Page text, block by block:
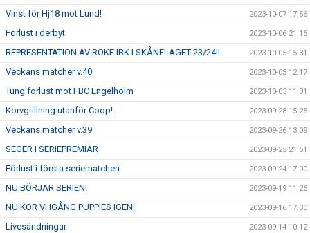
Vinst för Hj18 mot Lund! 2023-10-07 17:56
Förlust i derbyt 2023-10-06 21:16
REPRESENTATION AV RÖKE IBK I SKÅNELAGET 23/24!! 2023-10-05 15:31
Veckans matcher v.40 2023-10-03 12:17
Tung förlust mot FBC Engelholm 2023-10-03 11:31
Korvgrillning utanför Coop! 2023-09-28 15:25
Veckans matcher v.39 2023-09-26 13:09
SEGER I SERIEPREMIÄR 2023-09-25 21:51
Förlust i första seriematchen 2023-09-24 17:00
NU BÖRJAR SERIEN! 2023-09-19 11:26
NU KÖR VI IGÅNG PUPPIES IGEN! 2023-09-16 17:30
Livesändningar 2023-09-14 10:12